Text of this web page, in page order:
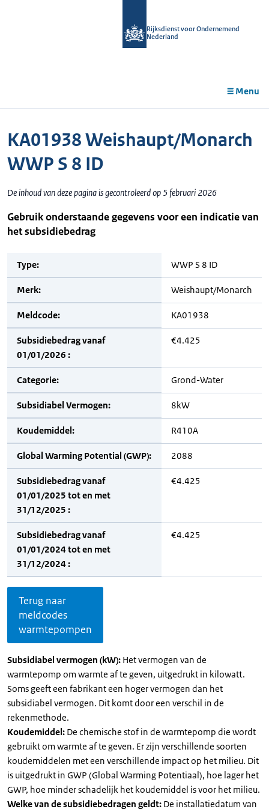
Rijksdienst voor Ondernemend
Nederland
Menu
KA01938 Weishaupt/Monarch
WWP S 8 ID
De inhoud van deze pagina is gecontroleerd op 5 februari 2026
Gebruik onderstaande gegevens voor een indicatie van
het subsidiebedrag
Type: WWP S 8 ID
Merk: Weishaupt/Monarch
Meldcode: KA01938
Subsidiebedrag vanaf
01/01/2026 :
€4.425
Categorie: Grond-Water
Subsidiabel Vermogen: 8kW
Koudemiddel: R410A
Global Warming Potential (GWP): 2088
Subsidiebedrag vanaf
01/01/2025 tot en met
31/12/2025 :
€4.425
Subsidiebedrag vanaf
01/01/2024 tot en met
31/12/2024 :
€4.425
Terug naar
meldcodes
warmtepompen
Subsidiabel vermogen (kW): Het vermogen van de
warmtepomp om warmte af te geven, uitgedrukt in kilowatt.
Soms geeft een fabrikant een hoger vermogen dan het
subsidiabel vermogen. Dit komt door een verschil in de
rekenmethode.
Koudemiddel: De chemische stof in de warmtepomp die wordt
gebruikt om warmte af te geven. Er zijn verschillende soorten
koudemiddelen met een verschillende impact op het milieu. Dit
is uitgedrukt in GWP (Global Warming Potentiaal), hoe lager het
GWP, hoe minder schadelijk het koudemiddel is voor het milieu.
Welke van de subsidiebedragen geldt: De installatiedatum van